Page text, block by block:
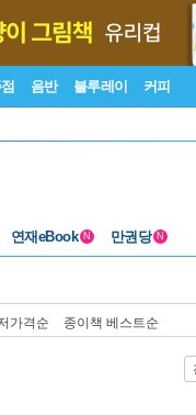
음반 블루레이 커피
연재eBook N 만권당 N
가격순 종이책 베스트순